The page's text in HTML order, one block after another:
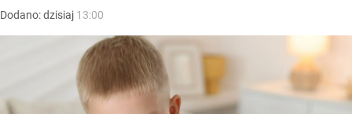
Dodano:dzisiaj 13:00